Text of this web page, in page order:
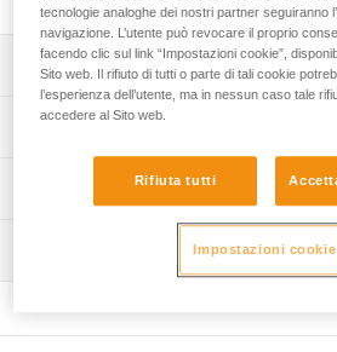
Descrizione
Scelta del tipo di corda, il colore e la
un’eccellente resistenza
5 metri e al metro tra 5 e 20 metri).
Dettagli codice
Codice : L052XYXX
: prodotto personalizzabile,
Garanzia : 3 anni
Informazioni tecniche
Scarica il pdf technical-notice-
Scarica il pdf technical-notice-HOOK
tecnologie analoghe dei nostri partner seguiranno
navigazione. L’utente può revocare il proprio
facendo clic sul link “Impostazioni cookie”,
Sito web. Il rifiuto di tutti o parte di tali cookie
l’esperienza dell’utente, ma in nessun caso tale
accedere al Sito web.
Rifiuta tutti
Impostazioni cookie